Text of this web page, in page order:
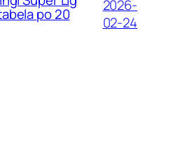
po 20
2026-
02-24